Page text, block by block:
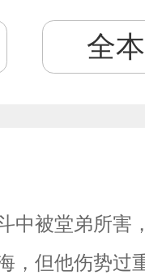
全
中被堂弟所害
，但他伤势过